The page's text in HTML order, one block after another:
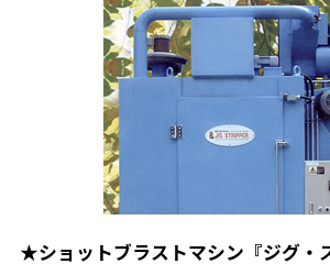
★ショットブラストマシン『ジグ・